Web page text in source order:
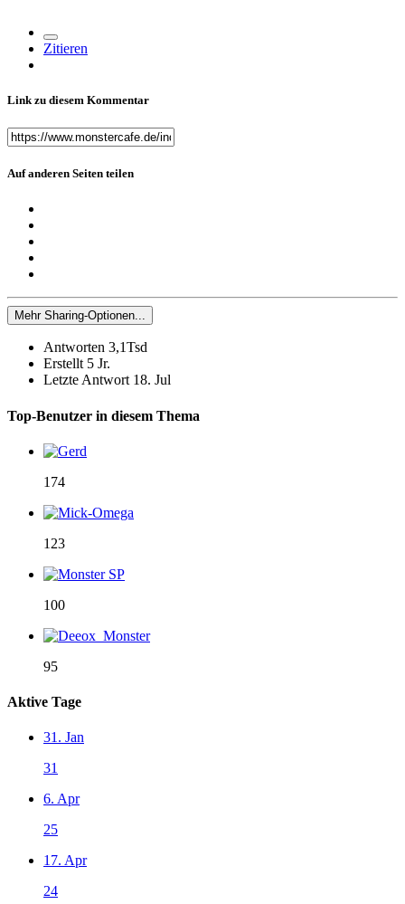
Zitieren
Link zu diesem Kommentar
Auf anderen Seiten teilen
Mehr Sharing-Optionen...
Antworten 3,1Tsd
Erstellt 5 Jr.
Letzte Antwort 18. Jul
Top-Benutzer in diesem Thema
174
123
100
95
Aktive Tage
31. Jan
31
6. Apr
25
17. Apr
24